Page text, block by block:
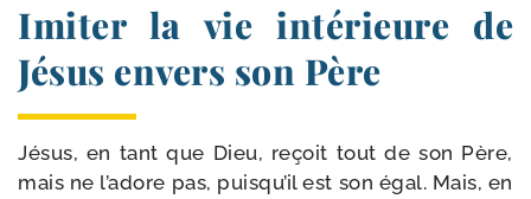
Imiter la vie intérieure de
Jésus envers son Père
Jésus, en tant que Dieu, reçoit tout de son Père,
mais ne l’adore pas, puisqu’il est son égal. Mais, en